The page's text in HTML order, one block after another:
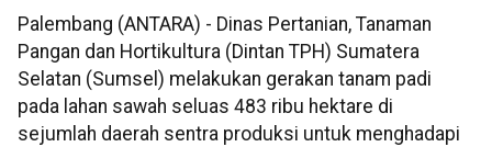
Palembang (ANTARA) - Dinas Pertanian, Tanaman
Pangan dan Hortikultura (Dintan TPH) Sumatera
Selatan (Sumsel) melakukan gerakan tanam padi
pada lahan sawah seluas 483 ribu hektare di
sejumlah daerah sentra produksi untuk menghadapi